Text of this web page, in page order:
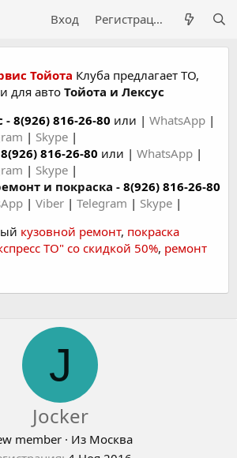
Вход Регистрация
Тойота Клуба предлагает ТО,
для авто Тойота и Лексус
- 8(926) 816-26-80 или | WhatsApp |
| Skype |
8(926) 816-26-80 или | WhatsApp |
| Skype |
и покраска - 8(926) 816-26-80
| Viber | Telegram | Skype |
кузовной ремонт, покраска
ТО" со скидкой 50%, ремонт
J
Jocker
member · Из Москва